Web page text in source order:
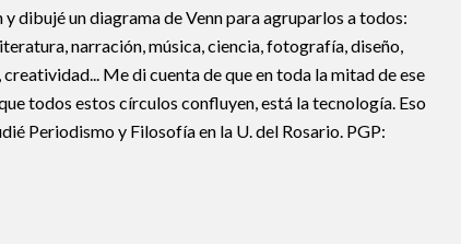
dibujé un diagrama de Venn para agruparlos a todos:
narración, música, ciencia, fotografía, diseño,
Me di cuenta de que en toda la mitad de ese
todos estos círculos confluyen, está la tecnología. Eso
Periodismo y Filosofía en la U. del Rosario. PGP: